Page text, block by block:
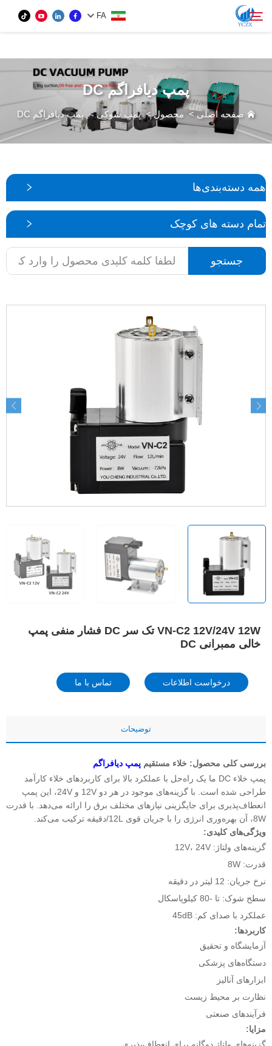
var images = document.getElementsByTagName('img'); for (var i = 0; i <
images.length; i++) { if (!images[i].getAttribute('alt')) { images[i].setAttribute('alt', ''); } }
FA
محصول
دربارهٔ ما
تماس با ما
جستجو پمپ دیافراگم DC
صفحه اصلی> محصول>پمپ شوکی> پمپ دیافراگم DC
همه دسته‌بندی‌ها
تمام دسته های کوچک
جستجو
VN-C2 12V/24V 12W تک سر DC فشار منفی پمپ
خالی ممبرانی DC
درخواست اطلاعات تماس با ما
توضیحات
بررسی کلی محصول: خلاء مستقیم پمپ دیافراگم
پمپ خلاء DC ما یک راه‌حل با عملکرد بالا برای کاربردهای خلاء کارآمد
طراحی شده است. با گزینه‌های موجود در هر دو 12V و 24V، این پمپ
انعطاف‌پذیری برای جایگزینی نیازهای مختلف برق را ارائه می‌دهد. با قدرت
8W، آن بهره‌وری انرژی را با جریان قوی 12L/دقیقه ترکیب می‌کند.
ویژگی‌های کلیدی:
گزینه‌های ولتاژ: 12V، 24V
قدرت: 8W
نرخ جریان: 12 لیتر در دقیقه
سطح شوک: تا -80 کیلوپاسکال
عملکرد با صدای کم: 45dB
کاربردها:
آزمایشگاه و تحقیق
دستگاه‌های پزشکی
ابزارهای آنالیز
نظارت بر محیط زیست
فرآیندهای صنعتی
مزایا:
گزینه‌های ولتاژ دوگانه برای انعطاف‌پذیری